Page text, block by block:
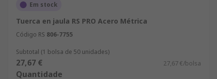
Em stock
Tuerca en jaula RS PRO Acero Métrica
Código RS 806-7755
Subtotal (1 bolsa de 50 unidades)
27,67 € 27,67 €/bolsa
Quantidade